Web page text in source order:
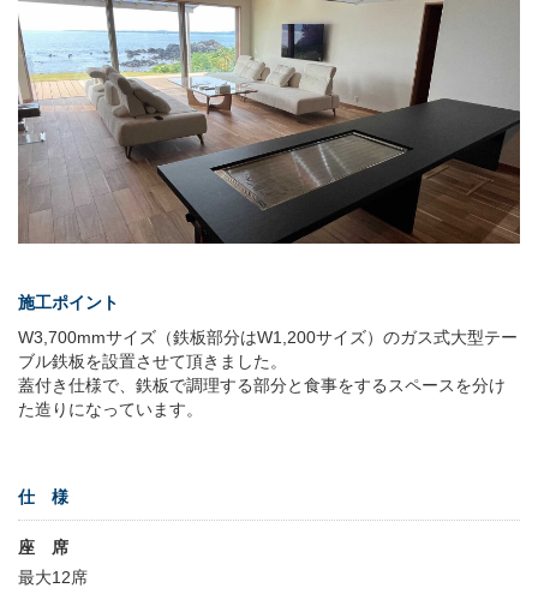
施工ポイント
W3,700mmサイズ（鉄板部分はW1,200サイズ）のガス式大型テー
ブル鉄板を設置させて頂きました。
蓋付き仕様で、鉄板で調理する部分と食事をするスペースを分け
た造りになっています。
仕 様
座 席
最大12席